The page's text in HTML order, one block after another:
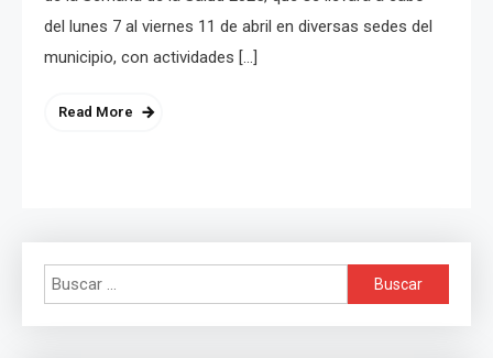
del lunes 7 al viernes 11 de abril en diversas sedes del
municipio, con actividades […]
Read More
Buscar: